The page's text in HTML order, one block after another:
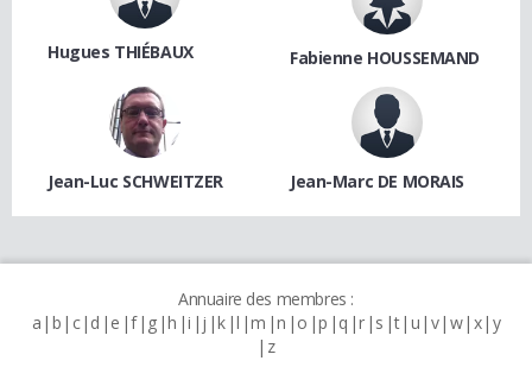
Hugues THIÉBAUX Fabienne HOUSSEMAND
Jean-Luc SCHWEITZER Jean-Marc DE MORAIS
Annuaire des membres :
a b c d e f g h i j k l m n o p q r s t u v w x y
z